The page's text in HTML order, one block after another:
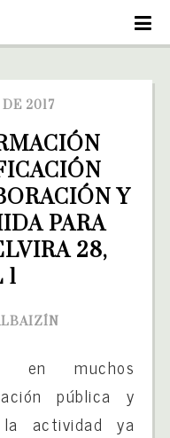
2017
Y
PARA
28,
en muchos
pública y
la actividad ya